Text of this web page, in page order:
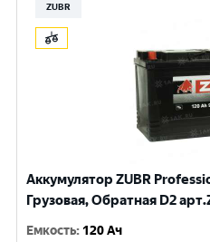
ZUBR
Аккумулятор ZUBR
Грузовая, Обратная D2
Емкость: 120 Ач